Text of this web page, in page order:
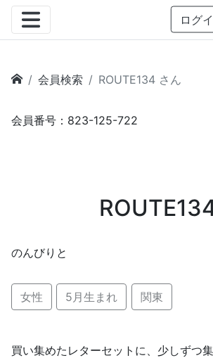
ログ
会員検索 ROUTE134 さん
会員番号：823-125-722
のんびりと
女性 5月生まれ 関東
買い集めたレターセットに、少しずつ